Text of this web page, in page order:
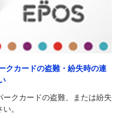
クカードの盗難・紛失時の連
ークカードの盗難、または紛失
。